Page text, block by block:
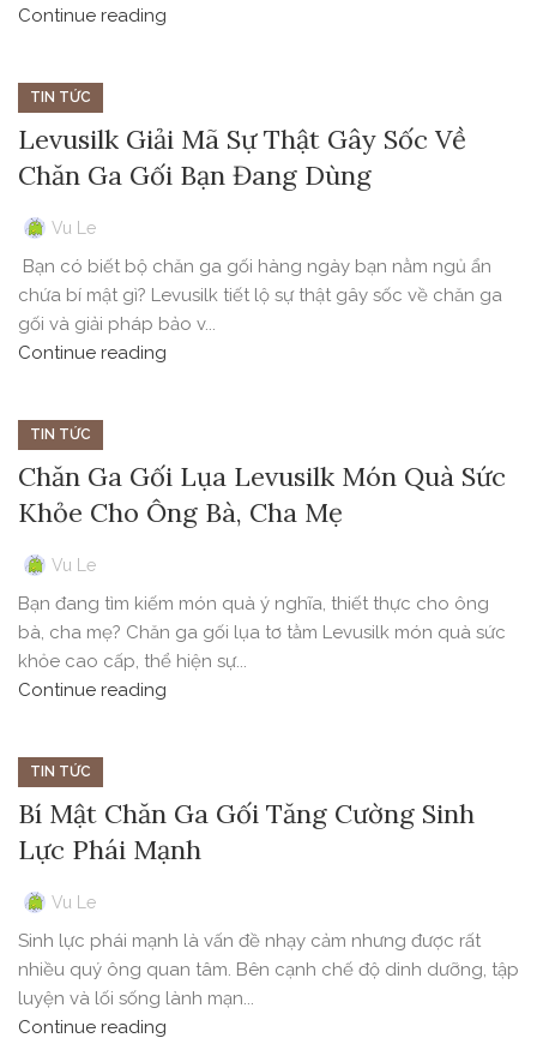
Continue reading
TIN TỨC
Levusilk Giải Mã Sự Thật Gây Sốc Về
Chăn Ga Gối Bạn Đang Dùng
Vu Le
Bạn có biết bộ chăn ga gối hàng ngày bạn nằm ngủ ẩn
chứa bí mật gì? Levusilk tiết lộ sự thật gây sốc về chăn ga
gối và giải pháp bảo v...
Continue reading
TIN TỨC
Chăn Ga Gối Lụa Levusilk Món Quà Sức
Khỏe Cho Ông Bà, Cha Mẹ
Vu Le
Bạn đang tìm kiếm món quà ý nghĩa, thiết thực cho ông
bà, cha mẹ? Chăn ga gối lụa tơ tằm Levusilk món quà sức
khỏe cao cấp, thể hiện sự...
Continue reading
TIN TỨC
Bí Mật Chăn Ga Gối Tăng Cường Sinh
Lực Phái Mạnh
Vu Le
Sinh lực phái mạnh là vấn đề nhạy cảm nhưng được rất
nhiều quý ông quan tâm. Bên cạnh chế độ dinh dưỡng, tập
luyện và lối sống lành mạn...
Continue reading